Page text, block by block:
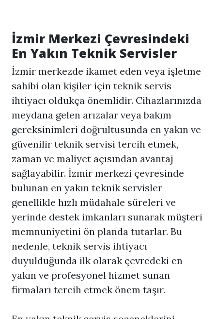
İzmir Merkezi Çevresindeki
En Yakın Teknik Servisler
İzmir merkezde ikamet eden veya işletme
sahibi olan kişiler için teknik servis
ihtiyacı oldukça önemlidir. Cihazlarınızda
meydana gelen arızalar veya bakım
gereksinimleri doğrultusunda en yakın ve
güvenilir teknik servisi tercih etmek,
zaman ve maliyet açısından avantaj
sağlayabilir. İzmir merkezi çevresinde
bulunan en yakın teknik servisler
genellikle hızlı müdahale süreleri ve
yerinde destek imkanları sunarak müşteri
memnuniyetini ön planda tutarlar. Bu
nedenle, teknik servis ihtiyacı
duyulduğunda ilk olarak çevredeki en
yakın ve profesyonel hizmet sunan
firmaları tercih etmek önem taşır.